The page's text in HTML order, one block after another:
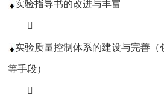
实验指导书的改进与丰富

实验质量控制体系的建设与完善（
等手段）
